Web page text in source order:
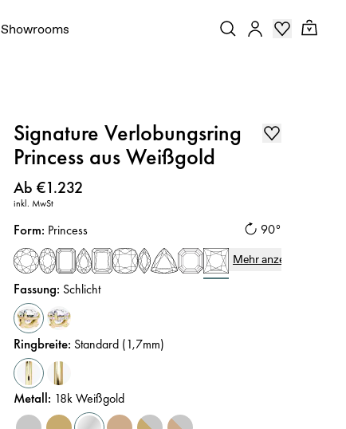
Showrooms
Signature Verlobungsring
Princess aus Weißgold
Preis:
Ab €1.232
inkl. MwSt
90°
Form: Princess
Mehr anzeigen
Fassung: Schlicht
Ringbreite: Standard (1,7mm)
Metall: 18k Weißgold